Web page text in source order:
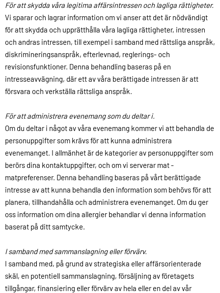
För att skydda våra legitima affärsintressen och lagliga rättigheter.
Vi sparar och lagrar information om vi anser att det är nödvändigt
för att skydda och upprätthålla våra lagliga rättigheter, intressen
och andras intressen, till exempel i samband med rättsliga anspråk,
diskrimineringsanspråk, efterlevnad, reglerings- och
revisionsfunktioner. Denna behandling baseras på en
intresseavvägning, där ett av våra berättigade intressen är att
försvara och verkställa rättsliga anspråk.
För att administrera evenemang som du deltar i.
Om du deltar i något av våra evenemang kommer vi att behandla de
personuppgifter som krävs för att kunna administrera
evenemanget. I allmänhet är de kategorier av personuppgifter som
berörs dina kontaktuppgifter, och om vi serverar mat -
matpreferenser. Denna behandling baseras på vårt berättigade
intresse av att kunna behandla den information som behövs för att
planera, tillhandahålla och administrera evenemanget. Om du ger
oss information om dina allergier behandlar vi denna information
baserat på ditt samtycke.
I samband med sammanslagning eller förvärv.
I samband med, på grund av strategiska eller affärsorienterade
skäl, en potentiell sammanslagning, försäljning av företagets
tillgångar, finansiering eller förvärv av hela eller en del av vår